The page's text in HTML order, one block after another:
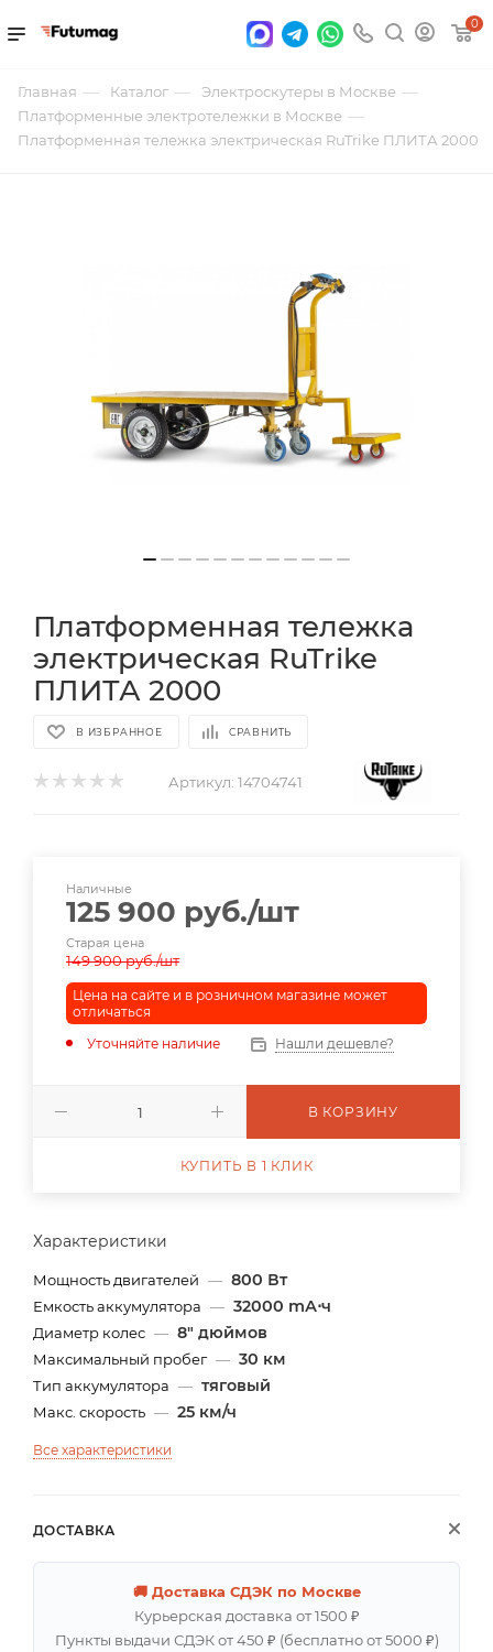
0
Главная — Каталог — Электроскутеры в Москве —
Платформенные электротележки в Москве —
Платформенная тележка электрическая RuTrike ПЛИТА 2000
Платформенная тележка
электрическая RuTrike
ПЛИТА 2000
В ИЗБРАННОЕ СРАВНИТЬ
Артикул: 14704741
Характеристики
Мощность двигателей — 800 Вт
Емкость аккумулятора — 32000 mА⋅ч
Диаметр колес — 8" дюймов
Максимальный пробег — 30 км
Тип аккумулятора — тяговый
Макс. скорость — 25 км/ч
Все характеристики
ДОСТАВКА
🚚 Доставка СДЭК по Москве
Курьерская доставка от 1500 ₽
Пункты выдачи СДЭК от 450 ₽ (бесплатно от 5000 ₽)
Наличные
125 900 руб./шт
Старая цена
149 900руб./шт
Цена на сайте и в розничном магазине может
отличаться
Уточняйте наличие
Нашли дешевле?
В КОРЗИНУ
КУПИТЬ В 1 КЛИК